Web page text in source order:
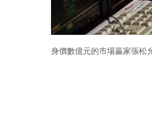
身價數億元的市場贏家張松